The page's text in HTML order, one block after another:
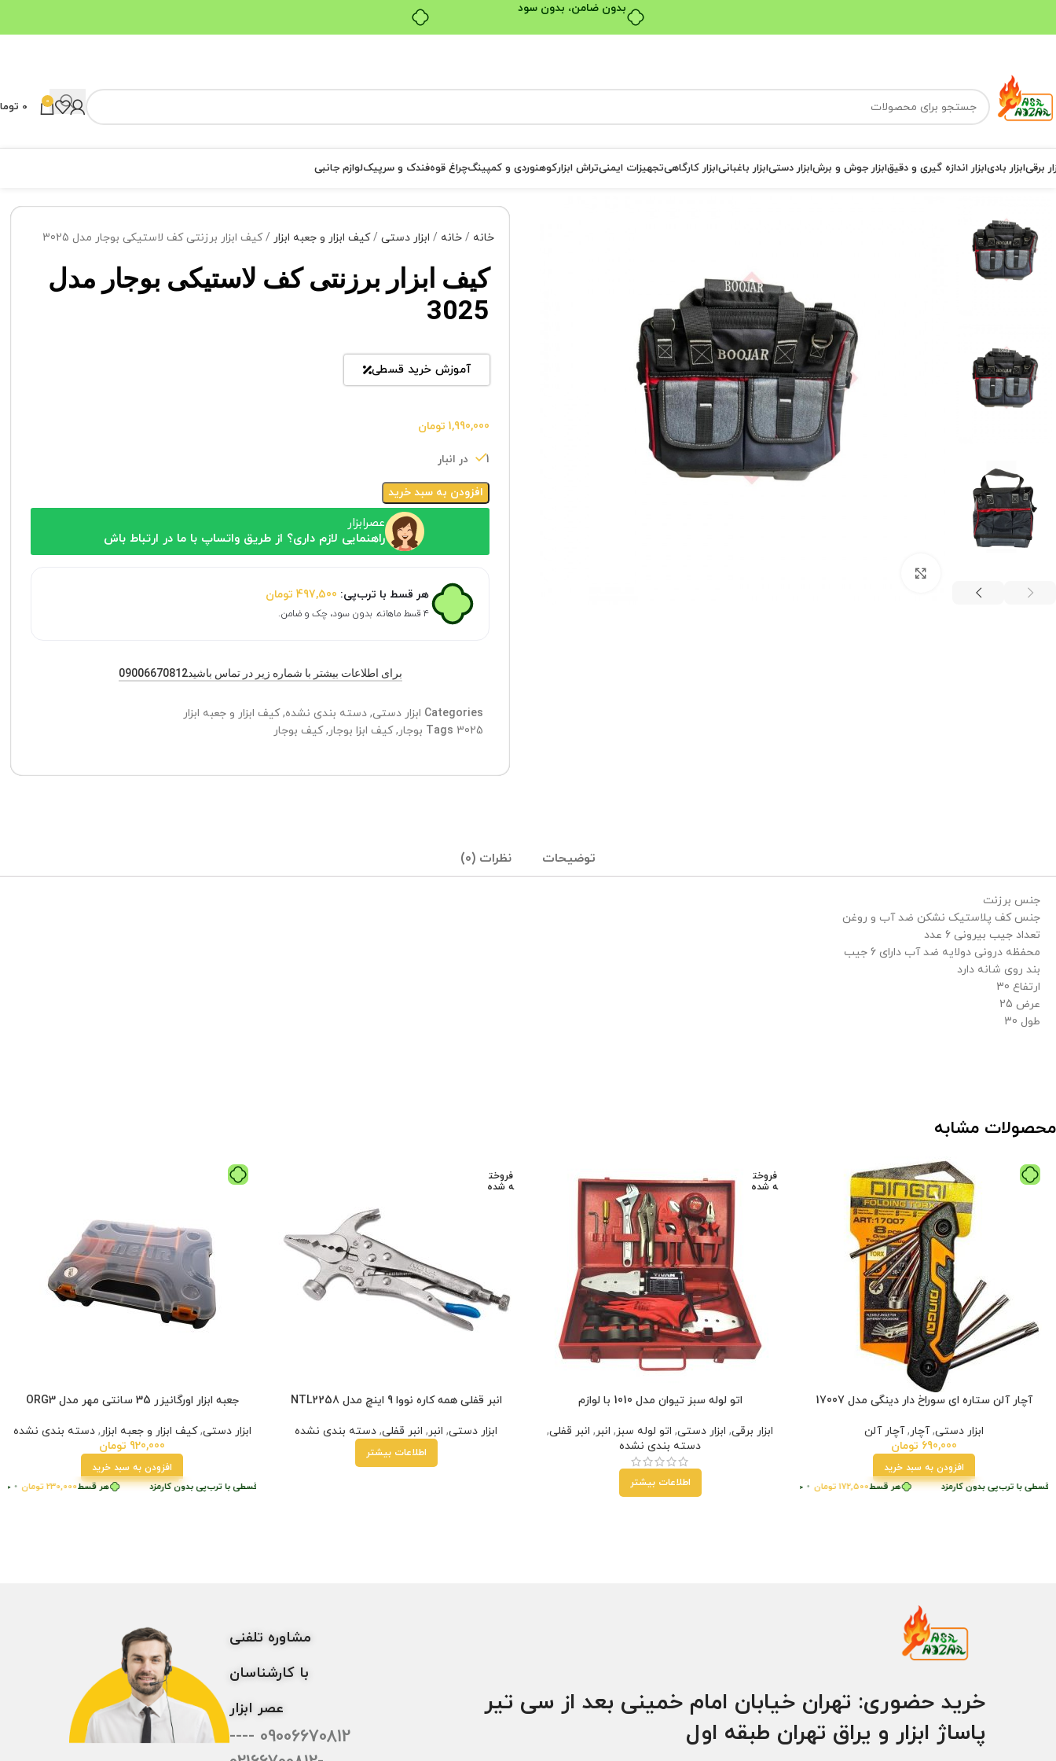
بدون ضامن، بدون سود
0
0
برقیابزار بادیابزار اندازه گیری و دقیقابزار جوش و برشابزار دستیابزار باغبانیابزار کارگاهیتجهیزات ایمنیتراش ابزارکوهنوردی و کمپینگچراغ قوهفندک و سرپیکلوازم جانبی
خانه خانه ابزار دستی کیف ابزار و جعبه ابزار کیف ابزار برزنتی کف لاستیکی بوجار مدل 3025
کیف ابزار برزنتی کف لاستیکی بوجار مدل
3025
آموزش خرید قسطی
1,990,000 تومان
1 در انبار
افزودن به سبد خرید
عصرابزار
راهنمایی لازم داری؟ از طریق واتساپ با ما در ارتباط باش
هر قسط با ترب‌پی: 497,500 تومان
۴ قسط ماهانه. بدون سود، چک و ضامن.
برای اطلاعات بیشتر با شماره زیر در تماس باشید09006670812
Categories ابزار دستی, دسته بندی نشده,کیف ابزار و جعبه ابزار
Tags 3025 بوجار ,کیف ابزا بوجار,کیف بوجار
توضیحات نظرات (0)
جنس برزنت
جنس کف پلاستیک نشکن ضد آب و روغن
تعداد جیب بیرونی 6 عدد
محفظه درونی دولایه ضد آب دارای 6 جیب
بند روی شانه دارد
ارتفاع 30
عرض 25
طول 30
محصولات مشابه
هر قسط172,500تومان • خرید قسطی با ترب‌پی بدون کارمزد با ترب‌پی بدون کارمزد
آچار آلن ستاره ای سوراخ دار دینگی مدل 17007
ابزار دستی,آچار ,آچار آلن
690,000 تومان
افزودن به سبد خرید
فروخت
ه شده
اتو لوله سبز تیوان مدل 1010 با لوازم
ابزار برقی, ابزار دستی, اتو لوله سبز , انبر , انبر قفلی,
دسته بندی نشده
اطلاعات بیشتر
فروخت
ه شده
انبر قفلی همه کاره نووا 9 اینچ مدل NTL2258
ابزار دستی, انبر , انبر قفلی, دسته بندی نشده
اطلاعات بیشتر
هر قسط230,000تومان • خرید خرید قسطی با ترب‌پی بدون کارمزد هر قسط هر قسط230,000تومان • خرید قسطی با ترب‌پی بدون کارمزد
جعبه ابزار اورگانیزر 35 سانتی مهر مدل ORG3
ابزار دستی,کیف ابزار و جعبه ابزار ,دسته بندی نشده
920,000 تومان
افزودن به سبد خرید
خرید حضوری: تهران خیابان امام خمینی بعد از سی تیر
پاساژ ابزار و یراق تهران طبقه اول
مشاوره تلفنی
با کارشناسان
عصر ابزار
09006670812 ----